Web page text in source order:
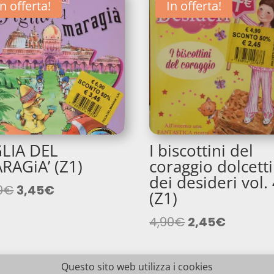
offerta!
DEL
(Z1)
€ Il
6,90€.
3,45€
3,45€.
In offerta!
I biscottini del
coraggio dolcetti
dei desideri vol.
(Z1)
4,90€ Il
originale
era:
2,45€
attuale
Questo sito web utilizza i cookies